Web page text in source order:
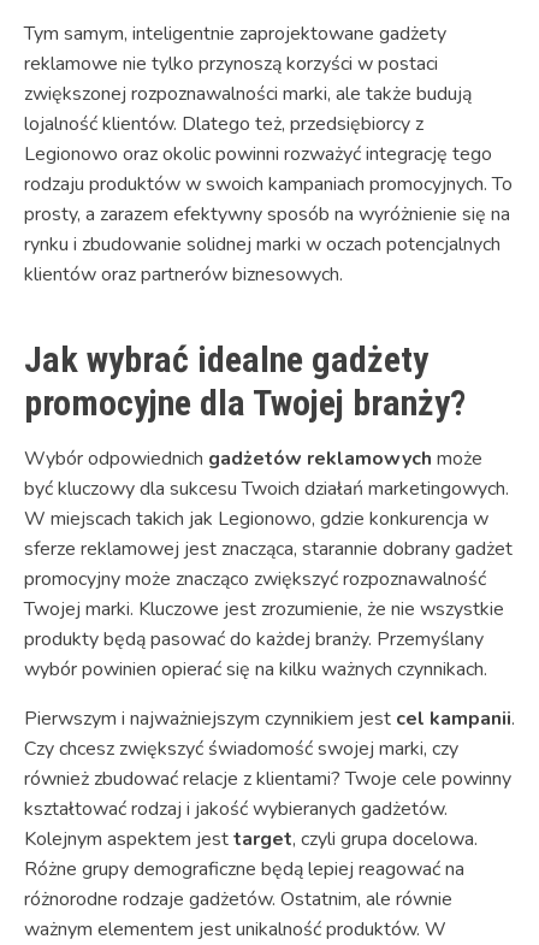
Tym samym, inteligentnie zaprojektowane gadżety
reklamowe nie tylko przynoszą korzyści w postaci
zwiększonej rozpoznawalności marki, ale także budują
lojalność klientów. Dlatego też, przedsiębiorcy z
Legionowo oraz okolic powinni rozważyć integrację tego
rodzaju produktów w swoich kampaniach promocyjnych. To
prosty, a zarazem efektywny sposób na wyróżnienie się na
rynku i zbudowanie solidnej marki w oczach potencjalnych
klientów oraz partnerów biznesowych.
Jak wybrać idealne gadżety
promocyjne dla Twojej branży?
Wybór odpowiednich gadżetów reklamowych może
być kluczowy dla sukcesu Twoich działań marketingowych.
W miejscach takich jak Legionowo, gdzie konkurencja w
sferze reklamowej jest znacząca, starannie dobrany gadżet
promocyjny może znacząco zwiększyć rozpoznawalność
Twojej marki. Kluczowe jest zrozumienie, że nie wszystkie
produkty będą pasować do każdej branży. Przemyślany
wybór powinien opierać się na kilku ważnych czynnikach.
Pierwszym i najważniejszym czynnikiem jest cel kampanii.
Czy chcesz zwiększyć świadomość swojej marki, czy
również zbudować relacje z klientami? Twoje cele powinny
kształtować rodzaj i jakość wybieranych gadżetów.
Kolejnym aspektem jesttarget, czyli grupa docelowa.
Różne grupy demograficzne będą lepiej reagować na
różnorodne rodzaje gadżetów. Ostatnim, ale równie
ważnym elementem jest unikalność produktów. W